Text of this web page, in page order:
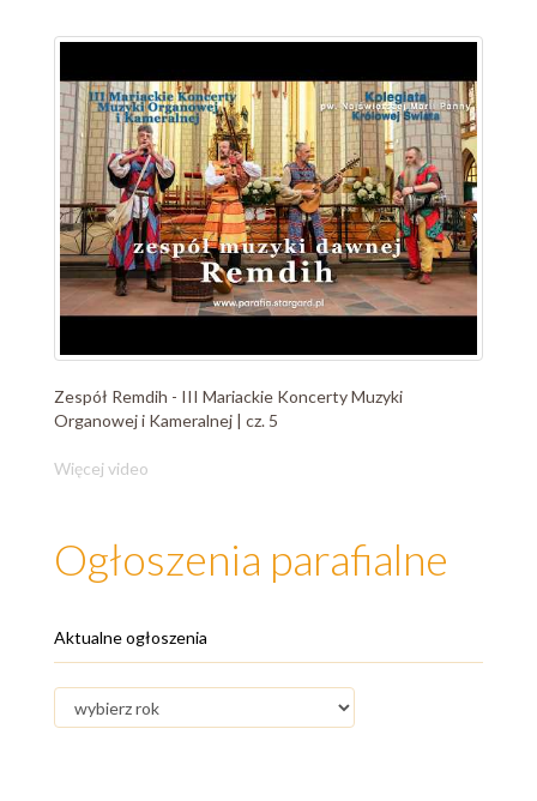
Zespół Remdih - III Mariackie Koncerty Muzyki
Organowej i Kameralnej | cz. 5
Więcej video
Ogłoszenia parafialne
Aktualne ogłoszenia